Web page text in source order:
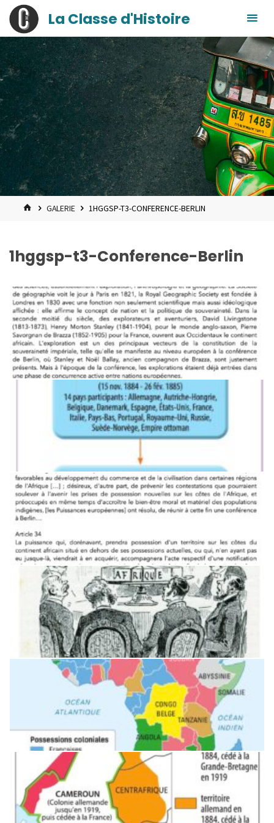
Skip
content
principal
La Classe d'Histoire
HOMEGALERIE 1HGGSP-T3-CONFERENCE-BERLIN
1hggsp-t3-Conference-Berlin